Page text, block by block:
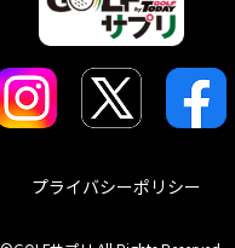
プライバシーポリシー